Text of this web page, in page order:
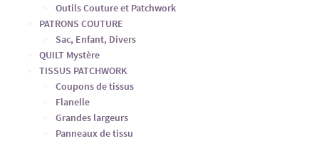
Outils Couture et Patchwork
PATRONS COUTURE
Sac, Enfant, Divers
QUILT Mystère
TISSUS PATCHWORK
Coupons de tissus
Flanelle
Grandes largeurs
Panneaux de tissu